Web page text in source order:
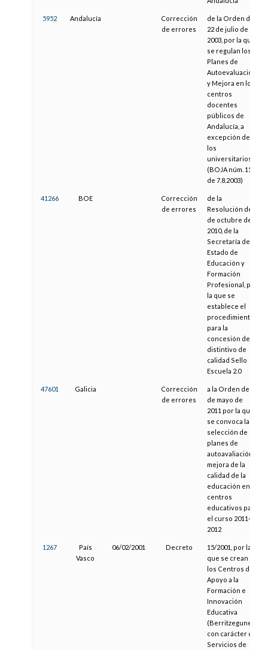
5952 Andalucía
Corrección
de errores
de la Orden de
22 de julio de
2003, por la que
se regulan los
Planes de
Autoevaluación
y Mejora en los
centros
docentes
públicos de
Andalucía, a
excepción de
los
universitarios
(BOJA núm. 151
de 7.8.2003)
41266 BOE
Corrección
de errores
de la
Resolución de 5
de octubre de
2010, de la
Secretaría de
Estado de
Educación y
Formación
Profesional, por
la que se
establece el
procedimiento
para la
concesión del
distintivo de
calidad Sello
Escuela 2.0
47601 Galicia
Corrección
de errores
a la Orden de 13
de mayo de
2011 por la que
se convoca la
selección de
planes de
autoavaliación y
mejora de la
calidad de la
educación en
centros
educativos para
el curso 2011-
2012
1267
País
Vasco
06/02/2001 Decreto
15/2001, por la
que se crean
los Centros de
Apoyo a la
Formación e
Innovación
Educativa
(Berritzegunes)
con carácter de
Servicios de